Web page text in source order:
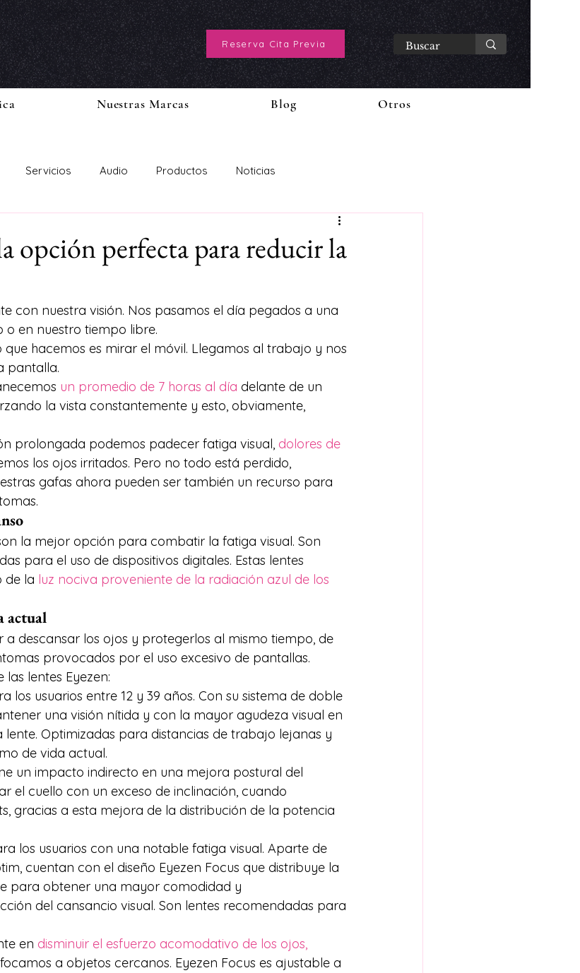
Reserva Cita Previa
Nuestras Marcas Blog Otros
Servicios Audio Productos Noticias
opción perfecta para reducir la
con nuestra visión. Nos pasamos el día pegados a una
en nuestro tiempo libre.
hacemos es mirar el móvil. Llegamos al trabajo y nos
pantalla.
un promedio de 7 horas al día delante de un
la vista constantemente y esto, obviamente,
prolongada podemos padecer fatiga visual, dolores de
los ojos irritados. Pero no todo está perdido,
gafas ahora pueden ser también un recurso para
la mejor opción para combatir la fatiga visual. Son
para el uso de dispositivos digitales. Estas lentes
de la luz nociva proveniente de la radiación azul de los
actual
a descansar los ojos y protegerlos al mismo tiempo, de
provocados por el uso excesivo de pantallas.
las lentes Eyezen:
los usuarios entre 12 y 39 años. Con su sistema de doble
una visión nítida y con la mayor agudeza visual en
lente. Optimizadas para distancias de trabajo lejanas y
de vida actual.
un impacto indirecto en una mejora postural del
el cuello con un exceso de inclinación, cuando
gracias a esta mejora de la distribución de la potencia
los usuarios con una notable fatiga visual. Aparte de
cuentan con el diseño Eyezen Focus que distribuye la
para obtener una mayor comodidad y
del cansancio visual. Son lentes recomendadas para
en disminuir el esfuerzo acomodativo de los ojos,
a objetos cercanos. Eyezen Focus es ajustable a